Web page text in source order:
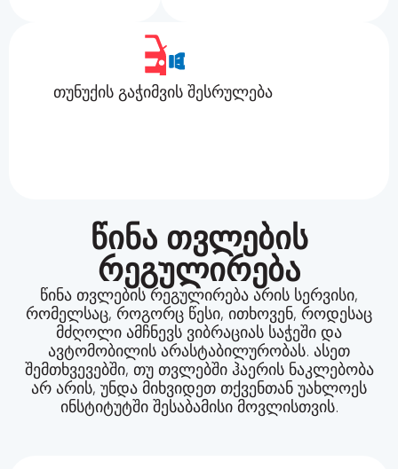
თუნუქის გაჭიმვის შესრულება
წინა თვლების
რეგულირება
წინა თვლების რეგულირება არის სერვისი,
რომელსაც, როგორც წესი, ითხოვენ, როდესაც
მძღოლი ამჩნევს ვიბრაციას საჭეში და
ავტომობილის არასტაბილურობას. ასეთ
შემთხვევებში, თუ თვლებში ჰაერის ნაკლებობა
არ არის, უნდა მიხვიდეთ თქვენთან უახლოეს
ინსტიტუტში შესაბამისი მოვლისთვის.